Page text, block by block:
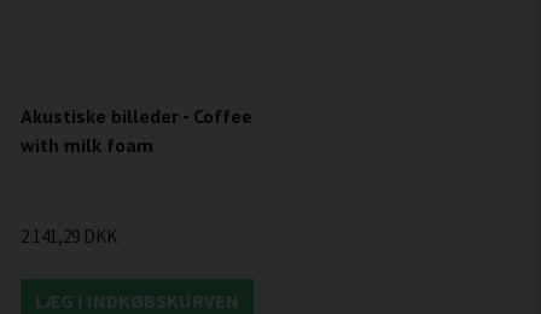
Akustiske billeder - Coffee
with milk foam
2 141,29 DKK
LÆG I INDKØBSKURVEN